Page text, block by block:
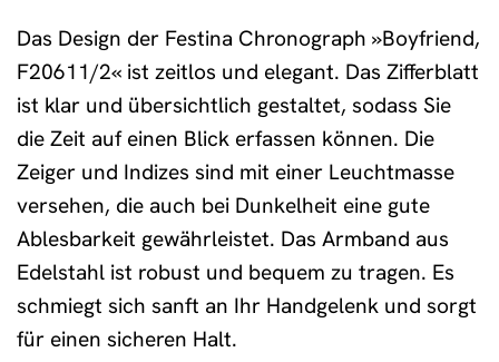
Das Design der Festina Chronograph »Boyfriend,
F20611/2« ist zeitlos und elegant. Das Zifferblatt
ist klar und übersichtlich gestaltet, sodass Sie
die Zeit auf einen Blick erfassen können. Die
Zeiger und Indizes sind mit einer Leuchtmasse
versehen, die auch bei Dunkelheit eine gute
Ablesbarkeit gewährleistet. Das Armband aus
Edelstahl ist robust und bequem zu tragen. Es
schmiegt sich sanft an Ihr Handgelenk und sorgt
für einen sicheren Halt.